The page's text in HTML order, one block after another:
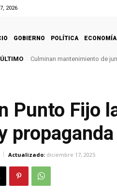
2026
GOBIERNO POLÍTICA ECONOMÍA
Culminan mantenimiento de
Punto Fijo
propaganda
Actualizado: diciembre 17, 2025